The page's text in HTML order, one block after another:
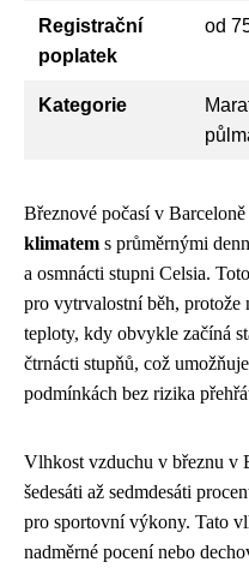
Registrační
poplatek
od
Kategorie
Březnové počasí v
klimatem s průměrnými
a osmnácti stupni Celsia.
pro vytrvalostní běh,
teploty, kdy obvykle začíná
čtrnácti stupňů, což
podmínkách bez rizika
Vlhkost vzduchu v březnu v
šedesáti až sedmdesáti
pro sportovní výkony. Tato
nadměrné pocení nebo